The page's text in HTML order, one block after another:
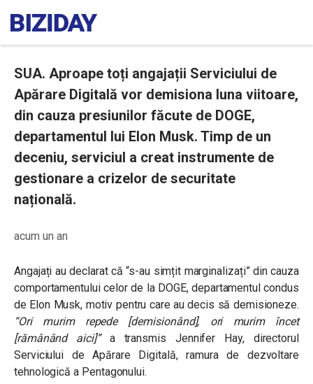
SUA. Aproape toți angajații Serviciului de
Apărare Digitală vor demisiona luna viitoare,
din cauza presiunilor făcute de DOGE,
departamentul lui Elon Musk. Timp de un
deceniu, serviciul a creat instrumente de
gestionare a crizelor de securitate
națională.
acum un an
Angajați au declarat că “s-au simțit marginalizați” din cauza
comportamentului celor de la DOGE, departamentul condus
de Elon Musk, motiv pentru care au decis să demisioneze.
“Ori murim repede [demisionând], ori murim încet
[rămânând aici]”a transmis Jennifer Hay, directorul
Serviciului de Apărare Digitală, ramura de dezvoltare
tehnologică a Pentagonului.